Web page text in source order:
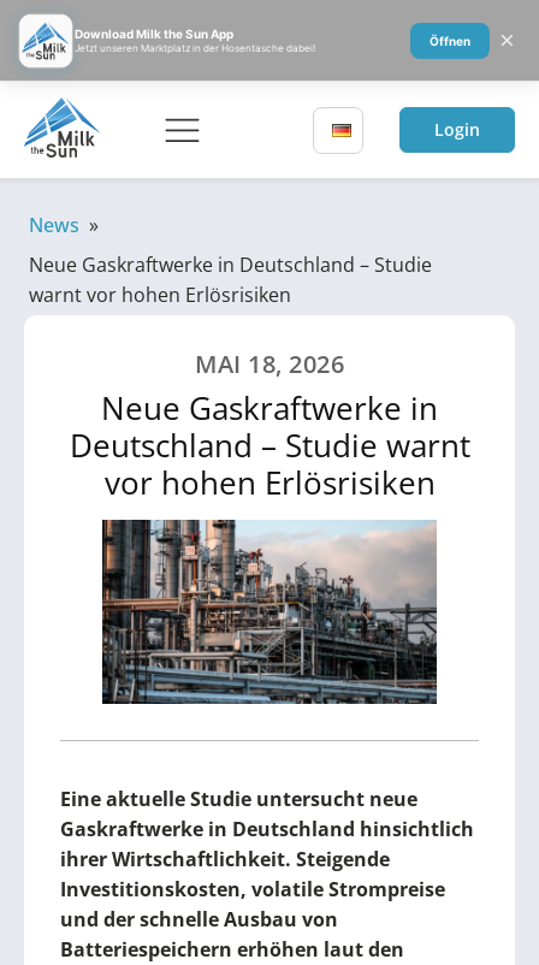
Login
News »
Neue Gaskraftwerke in Deutschland – Studie
warnt vor hohen Erlösrisiken
MAI 18, 2026
Neue Gaskraftwerke in
Deutschland – Studie warnt
vor hohen Erlösrisiken
Eine aktuelle Studie untersucht neue
Gaskraftwerke in Deutschland hinsichtlich
ihrer Wirtschaftlichkeit. Steigende
Investitionskosten, volatile Strompreise
und der schnelle Ausbau von
Batteriespeichern erhöhen laut den
Download Milk the Sun App
Jetzt unseren Marktplatz in der Hosentasche dabei!
Öffnen ×